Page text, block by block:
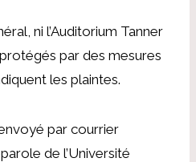
ni l’Auditorium Tanner
par des mesures
les plaintes.
par courrier
de l’Université